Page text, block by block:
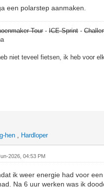
een polarstep aanmaken.
Tour-ICE Sprint-
niet teveel fietsen, ik heb voor
hen , Hardloper
2026, 04:53 PM
ik weer energie had voor
Na 6 uur werken was ik